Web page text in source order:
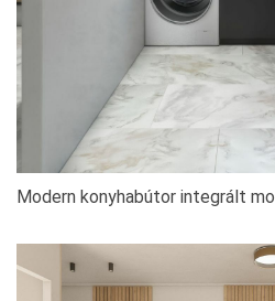
Modern konyhabútor integrált